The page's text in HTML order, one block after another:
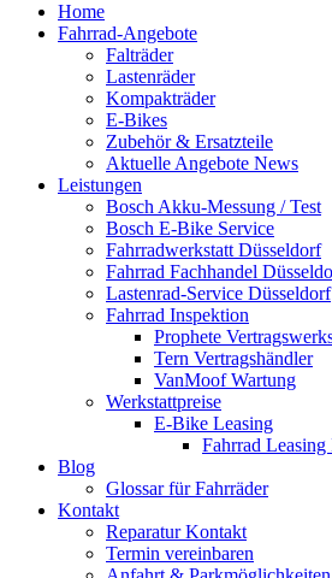
Home
Fahrrad-Angebote
Falträder
Lastenräder
Kompakträder
E-Bikes
Zubehör & Ersatzteile
Aktuelle Angebote News
Leistungen
Bosch Akku-Messung / Test
Bosch E-Bike Service
Fahrradwerkstatt Düsseldorf
Fahrrad Fachhandel
Lastenrad-Service Düsseldorf
Fahrrad Inspektion
Prophete
Tern Vertragshändler
VanMoof Wartung
Werkstattpreise
E-Bike Leasing
Fahrrad Leasing
Blog
Glossar für Fahrräder
Kontakt
Reparatur Kontakt
Termin vereinbaren